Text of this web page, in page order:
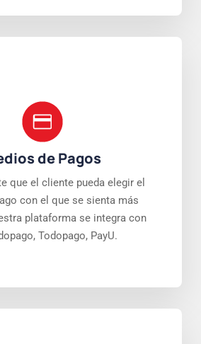
de Pagos
que el cliente pueda elegir el
con el que se sienta más
plataforma se integra con
Todopago, PayU.